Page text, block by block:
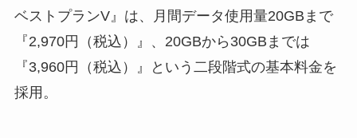
ベストプランV』は、月間データ使用量20GBまで
『2,970円（税込）』、20GBから30GBまでは
『3,960円（税込）』という二段階式の基本料金を
採用。